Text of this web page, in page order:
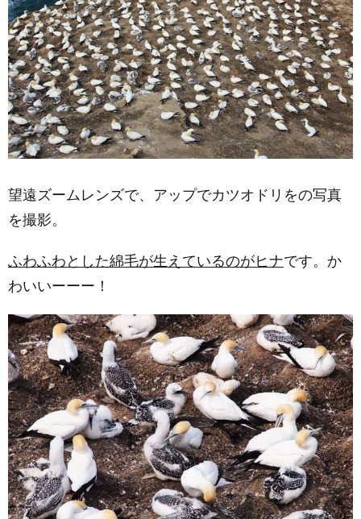
望遠ズームレンズで、アップでカツオドリをの写真
を撮影。
ふわふわとした綿毛が生えているのがヒナです。か
わいいーーー！